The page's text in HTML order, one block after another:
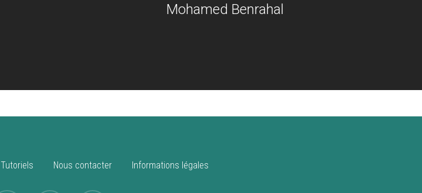
Mohamed Benrahal
Tutoriels Nous contacter Informations légales